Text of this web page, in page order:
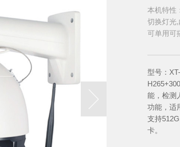
本机特性
切换灯光
可单用可
型号：
能，检测
功能，适
支持
卡。